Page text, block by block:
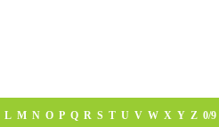
L M N O P Q R S T U V W X Y Z 0/9